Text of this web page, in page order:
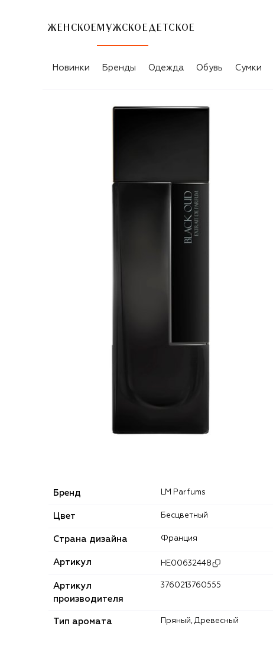
ЖЕНСКОЕ МУЖСКОЕ ДЕТСКОЕ
Новинки Бренды Одежда Обувь Сумки
Бренд LM Parfums
Цвет Бесцветный
Страна дизайна Франция
Артикул HE00632448
Артикул
производителя
3760213760555
Тип аромата Пряный, Древесный